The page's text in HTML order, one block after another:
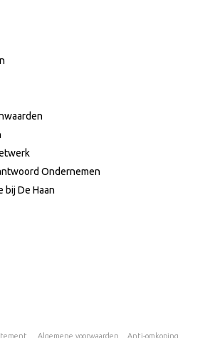
Ondernemen
bij De Haan
Algemene voorwaarden Anti-omkoping